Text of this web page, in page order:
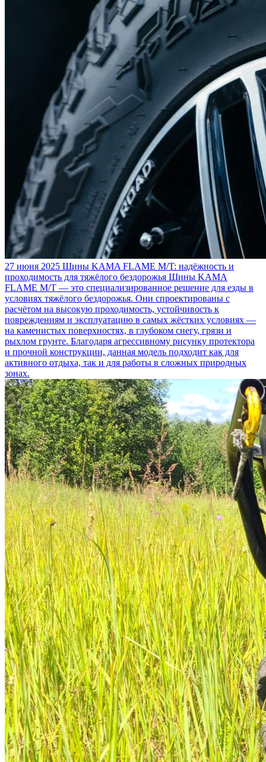
27 июня 2025 Шины KAMA FLAME M/T: надёжность и
проходимость для тяжёлого бездорожья Шины KAMA
FLAME M/T — это специализированное решение для езды в
условиях тяжёлого бездорожья. Они спроектированы с
расчётом на высокую проходимость, устойчивость к
повреждениям и эксплуатацию в самых жёстких условиях —
на каменистых поверхностях, в глубоком снегу, грязи и
рыхлом грунте. Благодаря агрессивному рисунку протектора
и прочной конструкции, данная модель подходит как для
активного отдыха, так и для работы в сложных природных
зонах.